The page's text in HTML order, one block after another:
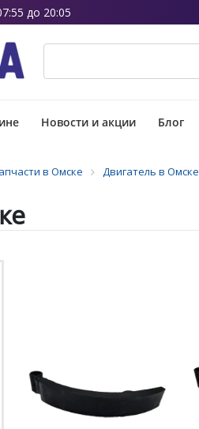
до 20:05
Новости и акции Блог
в Омске Двигатель в Омске